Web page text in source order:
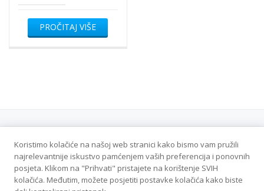
PROČITAJ VIŠE
Politika privatnosti
Veleton DOO - Sva prava zadržana
Koristimo kolačiće na našoj web stranici kako bismo vam pružili
najrelevantnije iskustvo pamćenjem vaših preferencija i ponovnih
posjeta. Klikom na "Prihvati" pristajete na korištenje SVIH
kolačića. Međutim, možete posjetiti postavke kolačića kako biste